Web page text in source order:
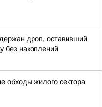
дроп, оставивший
без накоплений
обходы жилого сектора